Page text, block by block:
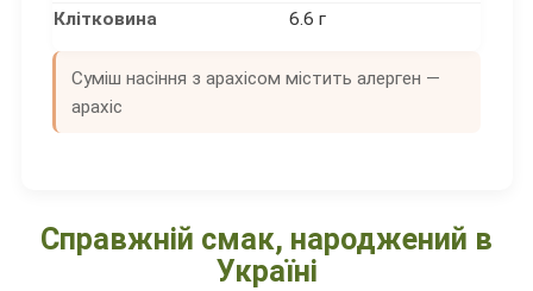
Клітковина
6.6 г
Суміш насіння з арахісом містить алерген —
арахіс
Справжній смак, народжений в
Україні